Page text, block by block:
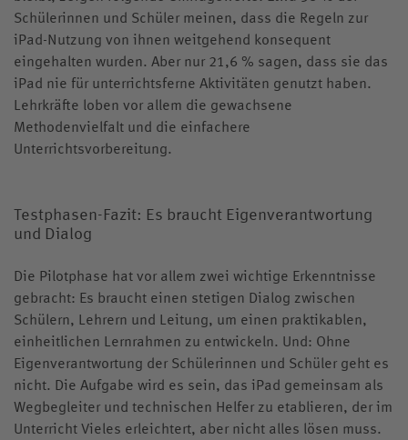
Schülerinnen und Schüler meinen, dass die Regeln zur
iPad-Nutzung von ihnen weitgehend konsequent
eingehalten wurden. Aber nur 21,6 % sagen, dass sie das
iPad nie für unterrichtsferne Aktivitäten genutzt haben.
Lehrkräfte loben vor allem die gewachsene
Methodenvielfalt und die einfachere
Unterrichtsvorbereitung.
Testphasen-Fazit: Es braucht Eigenverantwortung
und Dialog
Die Pilotphase hat vor allem zwei wichtige Erkenntnisse
gebracht: Es braucht einen stetigen Dialog zwischen
Schülern, Lehrern und Leitung, um einen praktikablen,
einheitlichen Lernrahmen zu entwickeln. Und: Ohne
Eigenverantwortung der Schülerinnen und Schüler geht es
nicht. Die Aufgabe wird es sein, das iPad gemeinsam als
Wegbegleiter und technischen Helfer zu etablieren, der im
Unterricht Vieles erleichtert, aber nicht alles lösen muss.